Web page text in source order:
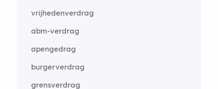
vrijhedenverdrag
abm-verdrag
apengedrag
burgerverdrag
grensverdrag